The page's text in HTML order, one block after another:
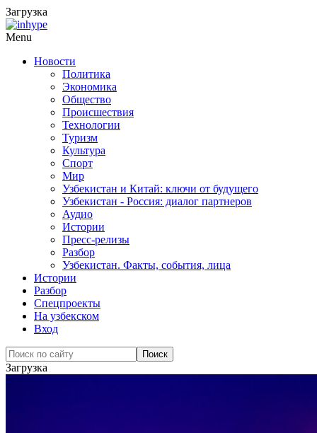
Загрузка
Menu
Новости
Политика
Экономика
Общество
Происшествия
Технологии
Туризм
Культура
Спорт
Мир
Узбекистан и Китай: ключи от будущего
Узбекистан - Россия: диалог партнеров
Аудио
Истории
Пресс-релизы
Разбор
Узбекистан. Факты, события, лица
Истории
Разбор
Спецпроекты
На узбекском
Вход
Загрузка